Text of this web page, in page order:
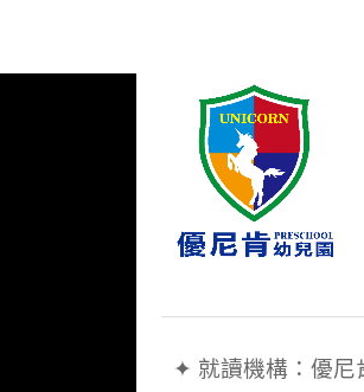
✦ 就讀機構：優尼